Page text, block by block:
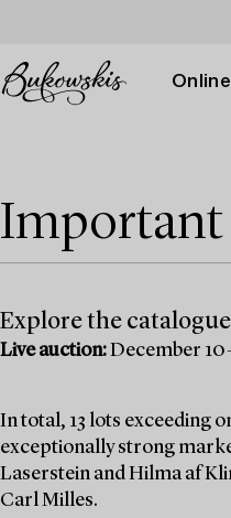
Important
Explore the
Live auction:December
In total, 13 lots exceeding
exceptionally strong
Laserstein and Hilma af
Carl Milles.